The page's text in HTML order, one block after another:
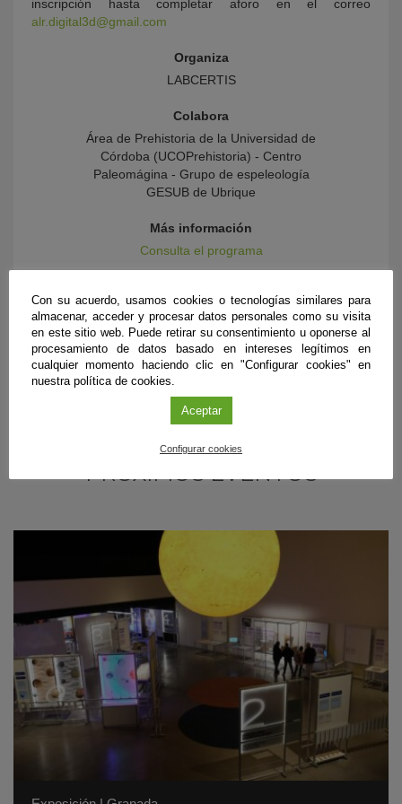
inscripción hasta completar aforo en el correo
alr.digital3d@gmail.com
Organiza
LABCERTIS
Colabora
Área de Prehistoria de la Universidad de
Córdoba (UCOPrehistoria) - Centro
Paleomágina - Grupo de espeleología
GESUB de Ubrique
Más información
Consulta el programa
PRÓXIMOS EVENTOS
Con su acuerdo, usamos cookies o tecnologías similares para
almacenar, acceder y procesar datos personales como su visita
en este sitio web. Puede retirar su consentimiento u oponerse al
procesamiento de datos basado en intereses legítimos en
cualquier momento haciendo clic en "Configurar cookies" en
nuestra política de cookies.
Aceptar
Configurar cookies